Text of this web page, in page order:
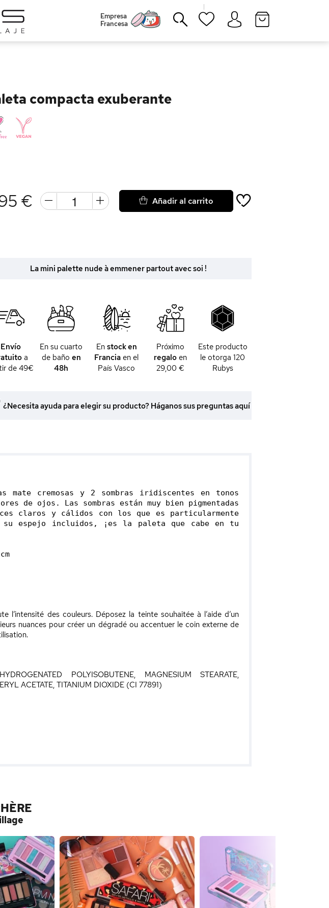
|
Empresa
Francesa
compacta exuberante
€ Añadir al carrito
La mini palette nude à emmener partout avec soi !
Envío
a
de 49€
En su cuarto
de baño en
48h
En stock en
Francia en el
País Vasco
Próximo
regalo en
29,00 €
Este producto
le otorga120
Rubys
¿Necesita ayuda para elegir su producto? Háganos sus preguntas aquí
cremosas y 2 sombras iridiscentes en tonos
de ojos. Las sombras están muy bien pigmentadas
claros y cálidos con los que es particularmente
espejo incluidos, ¡es la paleta que cabe en tu
des couleurs. Déposez la teinte souhaitée à l’aide d’un
nuances pour créer un dégradé ou accentuer le coin externe de
POLYISOBUTENE, MAGNESIUM STEARATE,
ACETATE, TITANIUM DIOXIDE (CI 77891)